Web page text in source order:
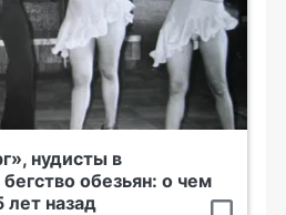
нудисты в
обезьян: о чем
лет назад